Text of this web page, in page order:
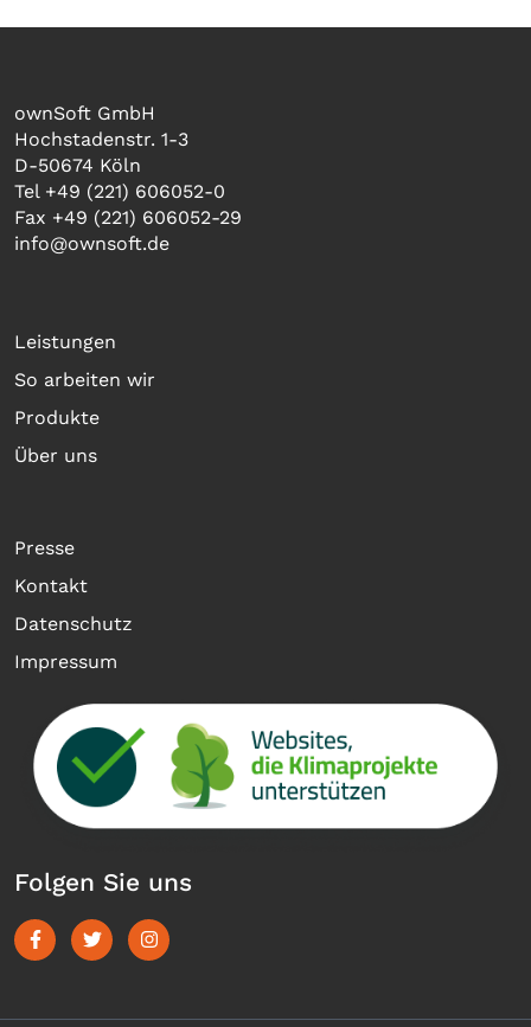
ownSoft GmbH
Hochstadenstr. 1-3
D-50674 Köln
Tel +49 (221) 606052-0
Fax +49 (221) 606052-29
info@ownsoft.de
Leistungen
So arbeiten wir
Produkte
Über uns
Presse
Kontakt
Datenschutz
Impressum
Folgen Sie uns